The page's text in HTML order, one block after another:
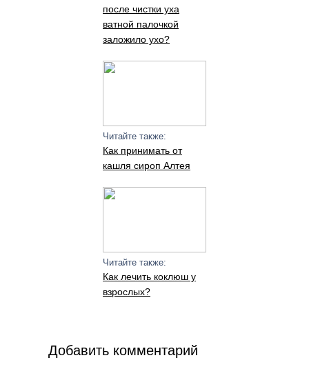
после чистки уха
ватной палочкой
заложило ухо?
Читайте также:
Как принимать от
кашля сироп Алтея
Читайте также:
Как лечить коклюш у
взрослых?
Добавить комментарий